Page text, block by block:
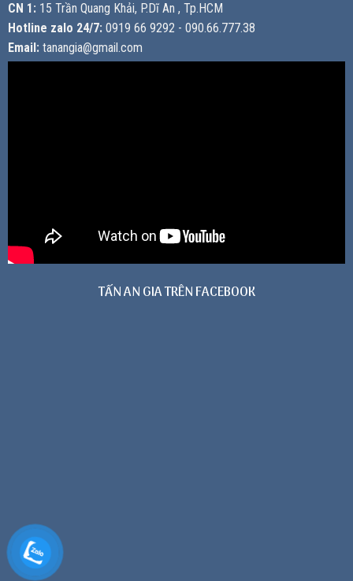
CN 1: 15 Trần Quang Khải, P.Dĩ An , Tp.HCM
Hotline zalo 24/7: 0919 66 9292 - 090.66.777.38
Email: tanangia@gmail.com
TẤN AN GIA TRÊN FACEBOOK